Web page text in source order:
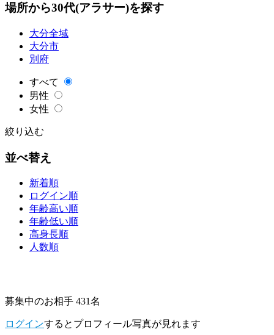
場所から30代(アラサー)を探す
大分全域
大分市
別府
すべて
男性
女性
絞り込む
並べ替え
新着順
ログイン順
年齢高い順
年齢低い順
高身長順
人数順
募集中のお相手 431名
ログインするとプロフィール写真が見れます